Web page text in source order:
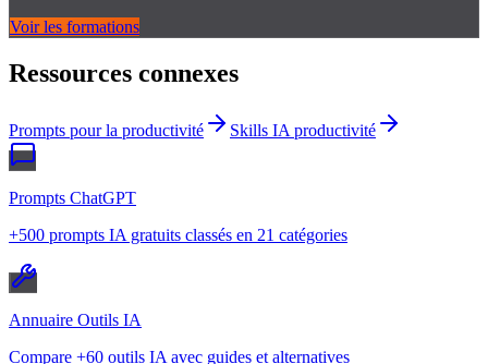
Voir les formations
Ressources connexes
Prompts pour la productivité Skills IA productivité
Prompts ChatGPT
+500 prompts IA gratuits classés en 21 catégories
Annuaire Outils IA
Compare +60 outils IA avec guides et alternatives